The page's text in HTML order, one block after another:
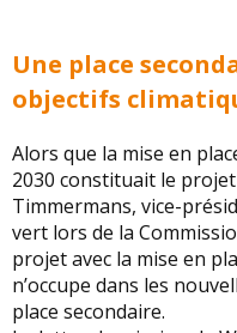
Une place
objectifs
Alors que la mise en
2030 constituait le
Timmermans, vice-
vert lors de la
projet avec la mise en
n’occupe dans les
place secondaire.